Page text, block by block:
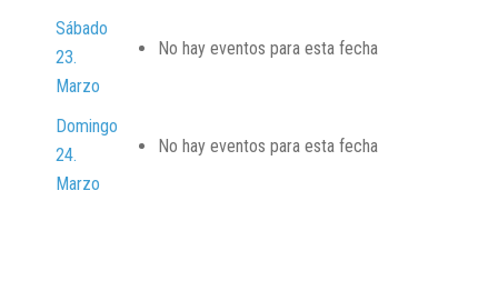
Sábado
23.
Marzo
No hay eventos para esta fecha
Domingo
24.
Marzo
No hay eventos para esta fecha